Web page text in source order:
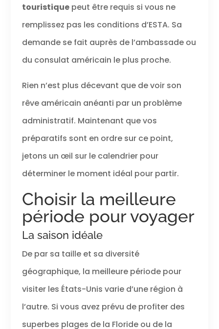
touristiquepeut être requis si vous ne
remplissez pas les conditions d’ESTA. Sa
demande se fait auprès de l’ambassade ou
du consulat américain le plus proche.
Rien n’est plus décevant que de voir son
rêve américain anéanti par un problème
administratif. Maintenant que vos
préparatifs sont en ordre sur ce point,
jetons un œil sur le calendrier pour
déterminer le moment idéal pour partir.
Choisir la meilleure
période pour voyager
La saison idéale
De par sa taille et sa diversité
géographique, la meilleure période pour
visiter les États-Unis varie d’une région à
l’autre. Si vous avez prévu de profiter des
superbes plages de la Floride ou de la